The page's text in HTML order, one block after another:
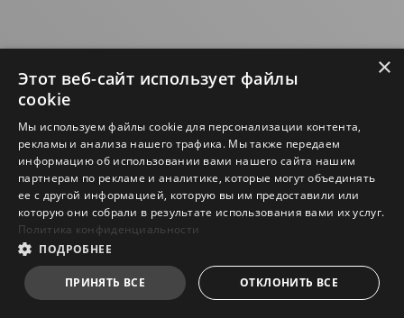
×
Этот веб-сайт использует файлы
cookie
Мы используем файлы cookie для персонализации контента,
рекламы и анализа нашего трафика. Мы также передаем
информацию об использовании вами нашего сайта нашим
партнерам по рекламе и аналитике, которые могут объединять
ее с другой информацией, которую вы им предоставили или
которую они собрали в результате использования вами их услуг.
Политика конфиденциальности
ПОДРОБНЕЕ
ПРИНЯТЬ ВСЕ ОТКЛОНИТЬ ВСЕ